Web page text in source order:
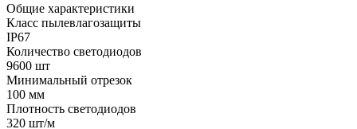
Общие характеристики
Класс пылевлагозащиты
IP67
Количество светодиодов
9600 шт
Минимальный отрезок
100 мм
Плотность светодиодов
320 шт/м